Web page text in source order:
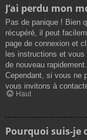
J’ai perdu mon
Pas de panique ! Bien
récupéré, il peut
page de connexion et
les instructions et
de nouveau rapidement.
Cependant, si vous ne
vous invitons à
Haut
Pourquoi suis-je